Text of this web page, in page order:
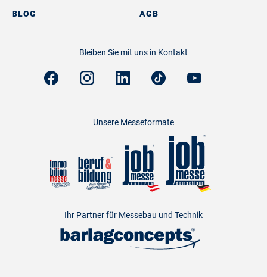
BLOG AGB
Bleiben Sie mit uns in Kontakt
Unsere Messeformate
Ihr Partner für Messebau und Technik